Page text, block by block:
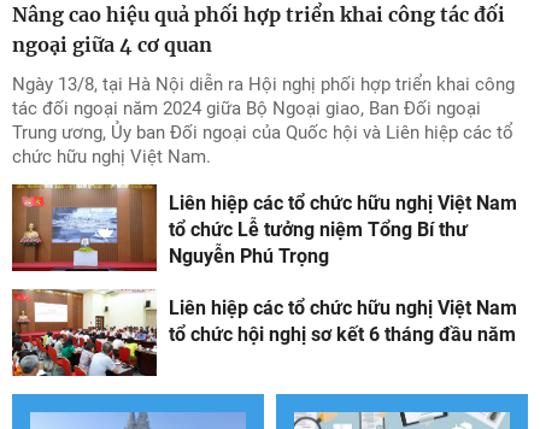
Nâng cao hiệu quả phối hợp triển khai công tác đối
ngoại giữa 4 cơ quan
Ngày 13/8, tại Hà Nội diễn ra Hội nghị phối hợp triển khai công
tác đối ngoại năm 2024 giữa Bộ Ngoại giao, Ban Đối ngoại
Trung ương, Ủy ban Đối ngoại của Quốc hội và Liên hiệp các tổ
chức hữu nghị Việt Nam.
Liên hiệp các tổ chức hữu nghị Việt Nam
tổ chức Lễ tưởng niệm Tổng Bí thư
Nguyễn Phú Trọng
Liên hiệp các tổ chức hữu nghị Việt Nam
tổ chức hội nghị sơ kết 6 tháng đầu năm